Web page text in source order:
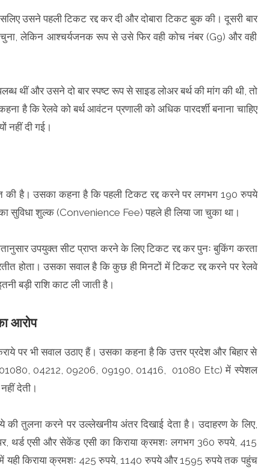
उसने पहली टिकट रद्द कर दी और दोबारा टिकट बुक की। दूसरी बार
चुना, लेकिन आश्चर्यजनक रूप से उसे फिर वही कोच नंबर (G9) और वही
थीं और उसने दो बार स्पष्ट रूप से साइड लोअर बर्थ की मांग की थी, तो
है कि रेलवे को बर्थ आवंटन प्रणाली को अधिक पारदर्शी बनाना चाहिए
नहीं दी गई।
की है। उसका कहना है कि पहली टिकट रद्द करने पर लगभग 190 रुपये
शुल्क (Convenience Fee) पहले ही लिया जा चुका था।
उपयुक्त सीट प्राप्त करने के लिए टिकट रद्द कर पुनः बुकिंग करता
होता। उसका सवाल है कि कुछ ही मिनटों में टिकट रद्द करने पर रेलवे
बड़ी राशि काट ली जाती है।
आरोप
पर भी सवाल उठाए हैं। उसका कहना है कि उत्तर प्रदेश और बिहार से
01080, 04212, 09206, 09190, 01416, 01080 Etc) में स्पेशल
देती।
की तुलना करने पर उल्लेखनीय अंतर दिखाई देता है। उदाहरण के लिए,
थर्ड एसी और सेकेंड एसी का किराया क्रमशः लगभग 360 रुपये, 415
किराया क्रमशः 425 रुपये, 1140 रुपये और 1595 रुपये तक पहुंच